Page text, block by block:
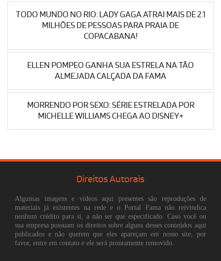
TODO MUNDO NO RIO: LADY GAGA ATRAI MAIS DE 2.1
MILHÕES DE PESSOAS PARA PRAIA DE
COPACABANA!
ELLEN POMPEO GANHA SUA ESTRELA NA TÃO
ALMEJADA CALÇADA DA FAMA
MORRENDO POR SEXO: SÉRIE ESTRELADA POR
MICHELLE WILLIAMS CHEGA AO DISNEY+
Direitos Autorais
Algumas imagens e vídeos aqui presentes são reproduções de
materiais já existentes na rede e o Portal Fama não reivindica
nenhum crédito para si, a não ser que especificado. Caso você ou
sua empresa possuam os direitos sobre alguns desses conteúdos aqui
publicados e não querem que eles apareçam em nosso site, por
favor, entre em contato e ele será prontamente removido.